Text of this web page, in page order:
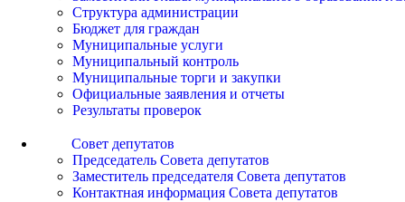
Структура администрации
Бюджет для граждан
Муниципальные услуги
Муниципальный контроль
Муниципальные торги и закупки
Официальные заявления и отчеты
Результаты проверок
Совет депутатов
Председатель Совета депутатов
Заместитель председателя Совета депутатов
Контактная информация Совета депутатов